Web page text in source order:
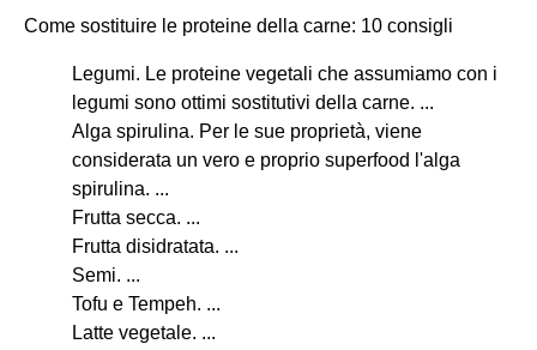
Come sostituire le proteine della carne: 10 consigli
Legumi. Le proteine vegetali che assumiamo con i
legumi sono ottimi sostitutivi della carne. ...
Alga spirulina. Per le sue proprietà, viene
considerata un vero e proprio superfood l'alga
spirulina. ...
Frutta secca. ...
Frutta disidratata. ...
Semi. ...
Tofu e Tempeh. ...
Latte vegetale. ...